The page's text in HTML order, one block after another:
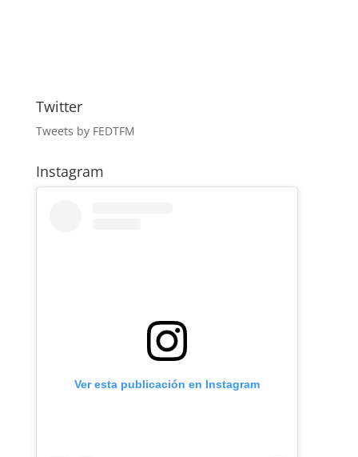
Twitter
Tweets by FEDTFM
Instagram
Ver esta publicación en Instagram